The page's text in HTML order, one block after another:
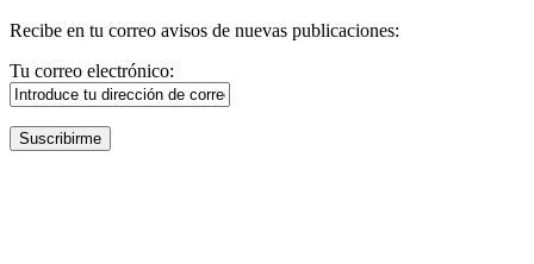
Recibe en tu correo avisos de nuevas publicaciones:
Tu correo electrónico: